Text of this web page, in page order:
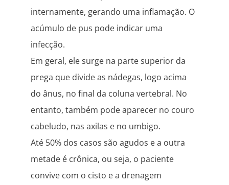
internamente, gerando uma inflamação. O
acúmulo de pus pode indicar uma
infecção.
Em geral, ele surge na parte superior da
prega que divide as nádegas, logo acima
do ânus, no final da coluna vertebral. No
entanto, também pode aparecer no couro
cabeludo, nas axilas e no umbigo.
Até 50% dos casos são agudos e a outra
metade é crônica, ou seja, o paciente
convive com o cisto e a drenagem